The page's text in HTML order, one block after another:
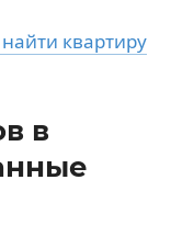
квартиру
в